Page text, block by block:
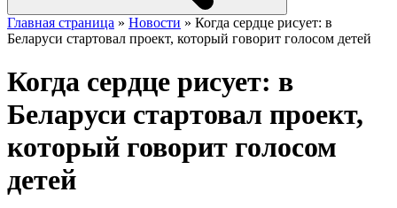
Главная страница » Новости » Когда сердце рисует: в
Беларуси стартовал проект, который говорит голосом детей
Когда сердце рисует: в
Беларуси стартовал проект,
который говорит голосом
детей